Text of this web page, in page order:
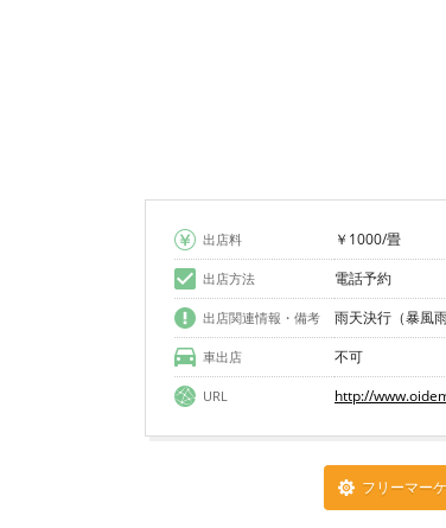
出店料 ￥1000/畳
出店方法 電話予約
出店関連情報・備考 雨天決行（暴風
車出店 不可
URL http://
フリーマー